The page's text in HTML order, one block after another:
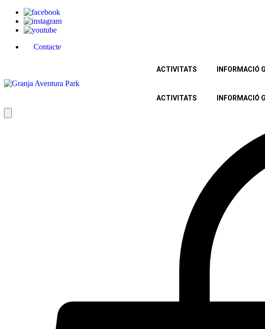
Contacte
ACTIVITATS INFORMACIÓ
ACTIVITATS INFORMACIÓ